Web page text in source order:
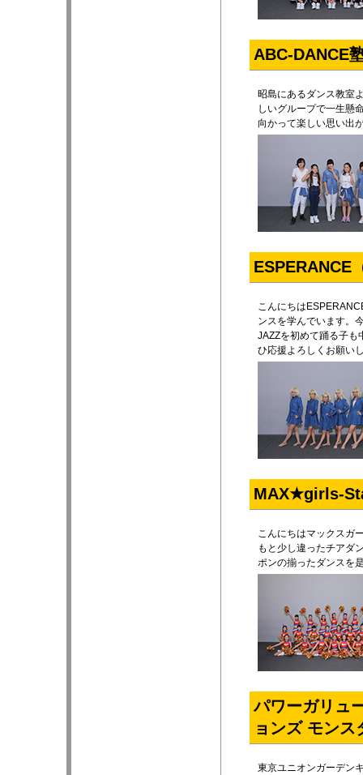
ABC-DANCE
昭島にあるダンス教室
しいグループで一生懸
向かって楽しい思い出
ESPERANCE
こんにちは
ンスを学んでいます。
JAZZを初めて踊る子も
ひ応援よろしくお願い
MAX★girls-
こんにちはマックスガ
もと少し違ったチアダ
ポンの揃ったダンスを
パワーガリュ
ョンズ モンス
東京ユニオンガーデン